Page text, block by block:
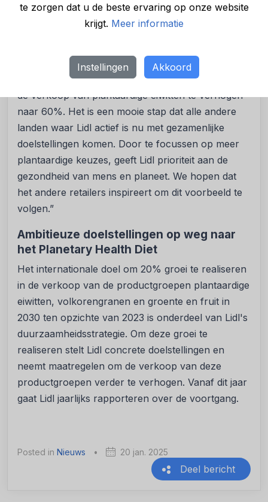
te zorgen dat u de beste ervaring op onze website
krijgt. Meer informatie
Instellingen Akkoord
dat Lidl nu in zoveel landen het Planetary Health
Diet omarmt. Dit levert een belangrijke bijdrage aan
grootste oorzaak van natuurverlies wereldwijd. In
Nederland heeft Lidl zich al eerder tot doel gesteld
de verkoop van plantaardige eiwitten te verhogen
naar 60%. Het is een mooie stap dat alle andere
landen waar Lidl actief is nu met gezamenlijke
doelstellingen komen. Door te focussen op meer
plantaardige keuzes, geeft Lidl prioriteit aan de
gezondheid van mens en planeet. We hopen dat
het andere retailers inspireert om dit voorbeeld te
volgen.”
Ambitieuze doelstellingen op weg naar
het Planetary Health Diet
Het internationale doel om 20% groei te realiseren
in de verkoop van de productgroepen plantaardige
eiwitten, volkorengranen en groente en fruit in
2030 ten opzichte van 2023 is onderdeel van Lidl's
duurzaamheidsstrategie. Om deze groei te
realiseren stelt Lidl concrete doelstellingen en
neemt maatregelen om de verkoop van deze
productgroepen verder te verhogen. Vanaf dit jaar
gaat Lidl jaarlijks rapporteren over de voortgang.
Posted in Nieuws • 20 jan. 2025
Deel bericht